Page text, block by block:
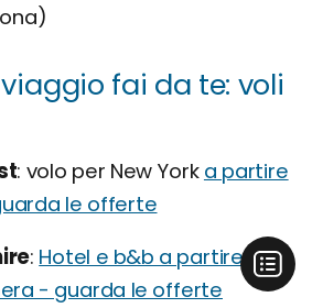
fai da te: voli
volo per New York a partire
le offerte
Hotel e b&b a partire da
- guarda le offerte